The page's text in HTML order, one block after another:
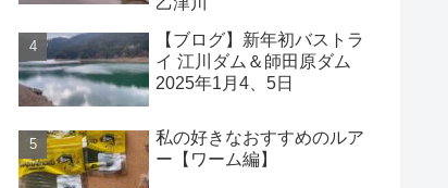
【ブログ】新年初バストラ
イ 江川ダム＆師田原ダム
2025年1月4、5日
私の好きなおすすめのルア
ー【ワーム編】